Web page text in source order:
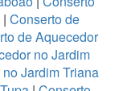
| Conserto de
de Aquecedor
no Jardim
Jardim Triana